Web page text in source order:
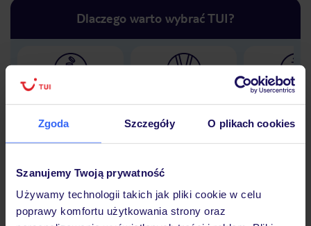
Zgoda Szczegóły O plikach cookies
Szanujemy Twoją prywatność
Używamy technologii takich jak pliki cookie w celu
poprawy komfortu użytkowania strony oraz
Dlaczego warto wybrać TUI?
Lider niskich cen
podróży w Polsce
30 lat w
Hotel